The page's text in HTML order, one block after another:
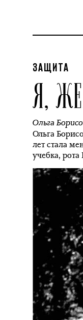
ЗАЩИТА
Я,
Ольга
Ольга
лет стала
учебка,